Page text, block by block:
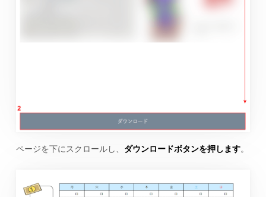
ページを下にスクロールし、 ダウンロードボタンを押します。